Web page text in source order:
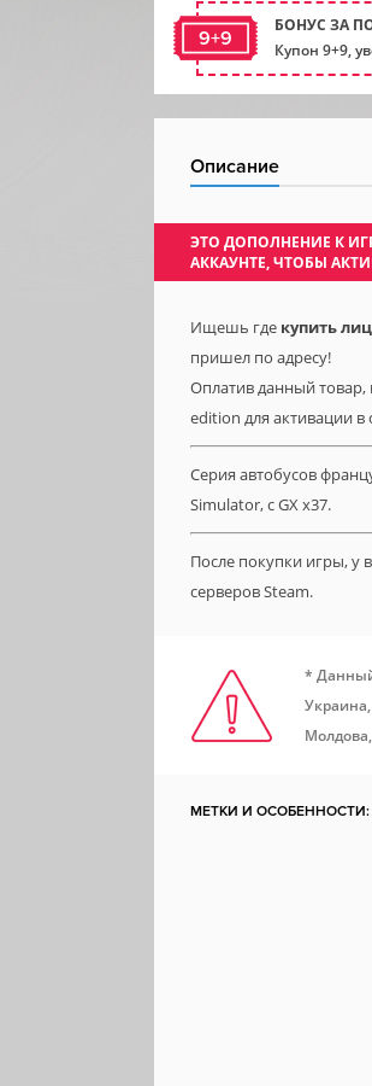
9+9
БОНУС ЗА
Купон 9+9,
Описание
ЭТО ДОПОЛНЕНИЕ К
АККАУНТЕ, ЧТОБЫ
Ищешь где купить
пришел по адресу!
Оплатив данный
edition для активации в
Серия автобусов
Simulator, с GX x37.
После покупки игры, у
серверов Steam.
* Данный
МЕТКИ И ОСОБЕННОСТИ: